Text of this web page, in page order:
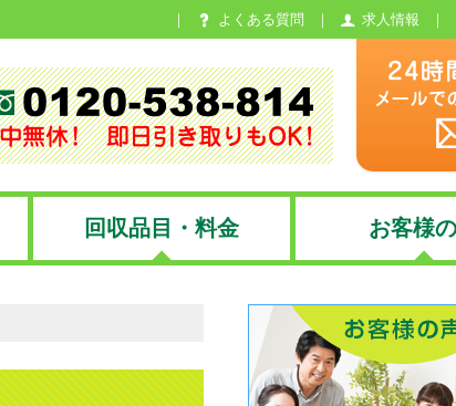
よくある質問 求人情報
回収品目・料金 お客様